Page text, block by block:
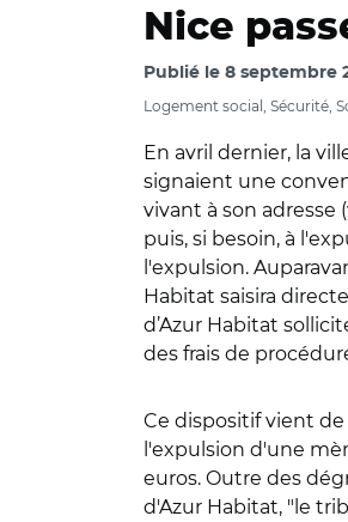
Nice
Publié le 8 septembre
Logement social, Sécurité,
En avril dernier, la
signaient une
vivant à son adresse
puis, si besoin, à
l'expulsion.
Habitat saisira
d’Azur Habitat
des frais de
Ce dispositif vient
l'expulsion d'une
euros. Outre des
d'Azur Habitat, "le